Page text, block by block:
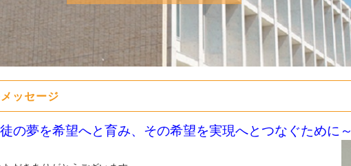
ッセージ
の夢を希望へと育み、その希望を実現へとつなぐために～